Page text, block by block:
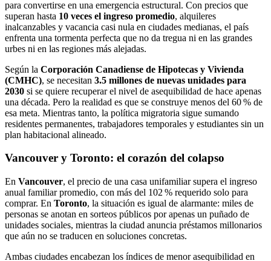
para convertirse en una emergencia estructural. Con precios que
superan hasta 10 veces el ingreso promedio, alquileres
inalcanzables y vacancia casi nula en ciudades medianas, el país
enfrenta una tormenta perfecta que no da tregua ni en las grandes
urbes ni en las regiones más alejadas.
Según la Corporación Canadiense de Hipotecas y Vivienda
(CMHC), se necesitan 3.5 millones de nuevas unidades para
2030 si se quiere recuperar el nivel de asequibilidad de hace apenas
una década. Pero la realidad es que se construye menos del 60 % de
esa meta. Mientras tanto, la política migratoria sigue sumando
residentes permanentes, trabajadores temporales y estudiantes sin un
plan habitacional alineado.
Vancouver y Toronto: el corazón del colapso
En Vancouver, el precio de una casa unifamiliar supera el ingreso
anual familiar promedio, con más del 102 % requerido solo para
comprar. En Toronto, la situación es igual de alarmante: miles de
personas se anotan en sorteos públicos por apenas un puñado de
unidades sociales, mientras la ciudad anuncia préstamos millonarios
que aún no se traducen en soluciones concretas.
Ambas ciudades encabezan los índices de menor asequibilidad en